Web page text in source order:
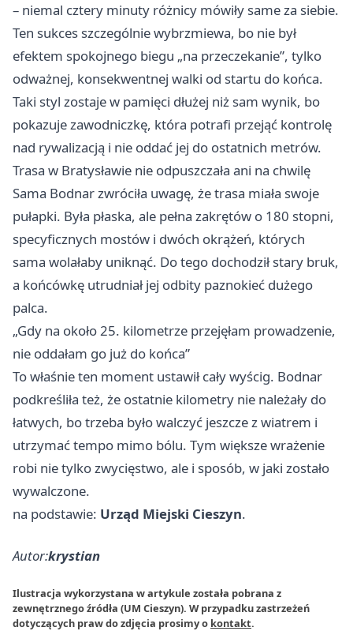
– niemal cztery minuty różnicy mówiły same za siebie.
Ten sukces szczególnie wybrzmiewa, bo nie był
efektem spokojnego biegu „na przeczekanie”, tylko
odważnej, konsekwentnej walki od startu do końca.
Taki styl zostaje w pamięci dłużej niż sam wynik, bo
pokazuje zawodniczkę, która potrafi przejąć kontrolę
nad rywalizacją i nie oddać jej do ostatnich metrów.
Trasa w Bratysławie nie odpuszczała ani na chwilę
Sama Bodnar zwróciła uwagę, że trasa miała swoje
pułapki. Była płaska, ale pełna zakrętów o 180 stopni,
specyficznych mostów i dwóch okrążeń, których
sama wolałaby uniknąć. Do tego dochodził stary bruk,
a końcówkę utrudniał jej odbity paznokieć dużego
palca.
„Gdy na około 25. kilometrze przejęłam prowadzenie,
nie oddałam go już do końca”
To właśnie ten moment ustawił cały wyścig. Bodnar
podkreśliła też, że ostatnie kilometry nie należały do
łatwych, bo trzeba było walczyć jeszcze z wiatrem i
utrzymać tempo mimo bólu. Tym większe wrażenie
robi nie tylko zwycięstwo, ale i sposób, w jaki zostało
wywalczone.
na podstawie: Urząd Miejski Cieszyn.
Autor:krystian
Ilustracja wykorzystana w artykule została pobrana z
zewnętrznego źródła (UM Cieszyn). W przypadku zastrzeżeń
dotyczących praw do zdjęcia prosimy o kontakt.